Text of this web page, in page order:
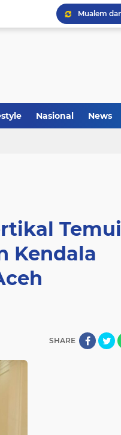
Nasional News
Temui
Kendala
SHARE